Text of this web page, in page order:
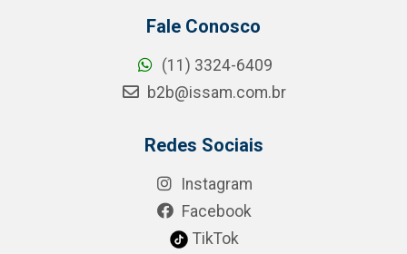
Fale Conosco
(11) 3324-6409
b2b@issam.com.br
Redes Sociais
Instagram
Facebook
TikTok